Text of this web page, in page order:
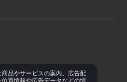
品やサービスの案内、広告配
置情報や広告データなどの情